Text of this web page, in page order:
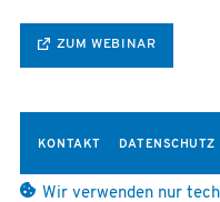
ZUM WEBINAR
KONTAKT DATENSCHUTZ
Wir verwenden nur